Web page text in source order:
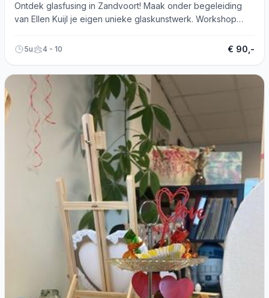
Ontdek glasfusing in Zandvoort! Maak onder begeleiding
van Ellen Kuijl je eigen unieke glaskunstwerk. Workshop
5u 4 - 10 € 90,-